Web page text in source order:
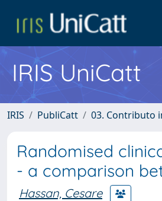
IRIS UniCatt
IRIS PubliCatt 03. Contributo
Randomised
- a comparison
Hassan, Cesare